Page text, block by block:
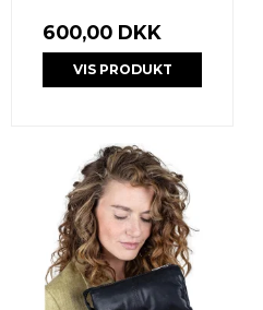
600,00 DKK
VIS PRODUKT